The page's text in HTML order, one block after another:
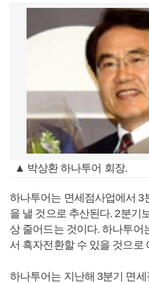
▲ 박상환 하나투어 회장.
하나투어는 면세점사업에서 3
을 낼 것으로 추산된다. 2분기
상 줄어드는 것이다. 하나투어
서 흑자전환할 수 있을 것으로
하나투어는 지난해 3분기 면